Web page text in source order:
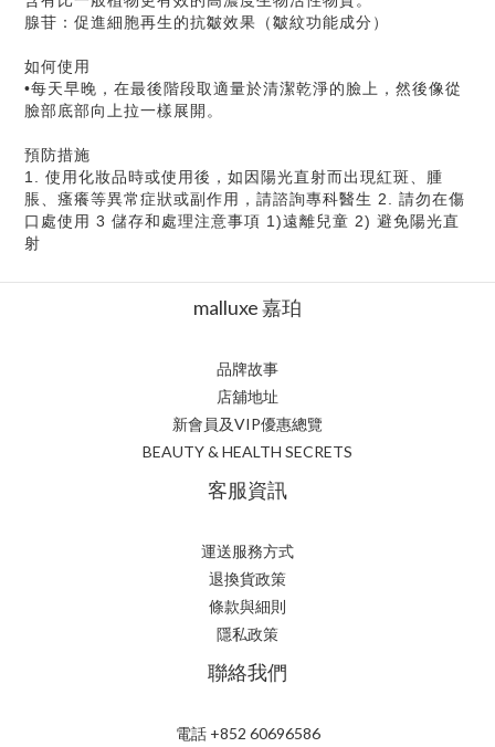
腺苷：促進細胞再生的抗皺效果（皺紋功能成分）
如何使用
•每天早晚，在最後階段取適量於清潔乾淨的臉上，然後像從
臉部底部向上拉一樣展開。
預防措施
1. 使用化妝品時或使用後，如因陽光直射而出現紅斑、腫
脹、瘙癢等異常症狀或副作用，請諮詢專科醫生 2. 請勿在傷
口處使用 3 儲存和處理注意事項 1)遠離兒童 2) 避免陽光直
射
malluxe 嘉珀
品牌故事
店舖地址
新會員及VIP優惠總覽
BEAUTY & HEALTH SECRETS
客服資訊
運送服務方式
退換貨政策
條款與細則
隱私政策
聯絡我們
電話 +852 60696586